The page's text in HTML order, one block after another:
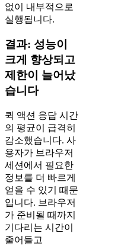
없이 내부적으로
실행됩니다.
결과: 성능이
크게 향상되고
제한이 늘어났
습니다
퀵 액션 응답 시간
의 평균이 급격히
감소했습니다. 사
용자가 브라우저
세션에서 필요한
정보를 더 빠르게
얻을 수 있기 때문
입니다. 브라우저
가 준비될 때까지
기다리는 시간이
줄어들고